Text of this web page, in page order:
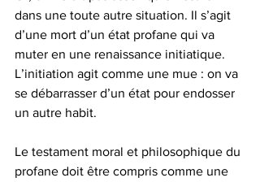
dans une toute autre situation. Il s’agit
d’une mort d’un état profane qui va
muter en une renaissance initiatique.
L’initiation agit comme une mue : on va
se débarrasser d’un état pour endosser
un autre habit.
Le testament moral et philosophique du
profane doit être compris comme une